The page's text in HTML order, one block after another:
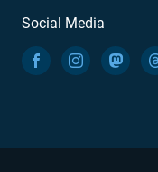
Social Media